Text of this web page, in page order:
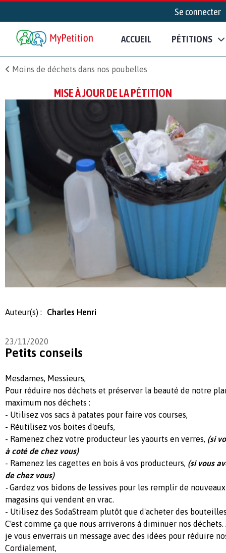
Se connecter
ACCUEIL PÉTITIONS
Moins de déchets dans nos poubelles
MISE À JOUR DE LA PÉTITION
Auteur(s) : Charles Henri
23/11/2020
Petits conseils
Mesdames, Messieurs,
Pour réduire nos déchets et préserver la beauté de notre
maximum nos déchets :
- Utilisez vos sacs à patates pour faire vos courses,
- Réutilisez vos boites d'oeufs,
- Ramenez chez votre producteur les yaourts en verres, (si
à coté de chez vous)
- Ramenez les cagettes en bois à vos producteurs, (si vous
de chez vous)
-Gardez vos bidons de lessives pour les remplir de
magasins qui vendent en vrac.
- Utilisez des SodaStream plutôt que d'acheter des
C'est comme ça que nous arriverons à diminuer nos
je vous enverrais un message avec des idées pour réduire
Cordialement,